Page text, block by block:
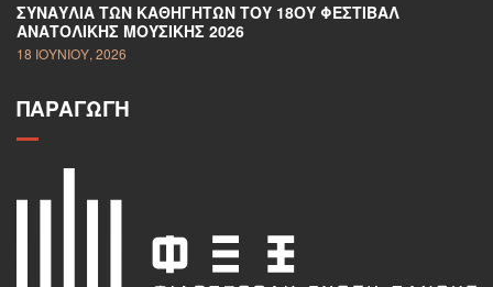
ΣΥΝΑΥΛΊΑ ΤΩΝ ΚΑΘΗΓΗΤΏΝ ΤΟΥ 18ΟΥ ΦΕΣΤΙΒΆΛ
ΑΝΑΤΟΛΙΚΉΣ ΜΟΥΣΙΚΉΣ 2026
18 ΙΟΥΝΊΟΥ, 2026
ΠΑΡΑΓΩΓΉ